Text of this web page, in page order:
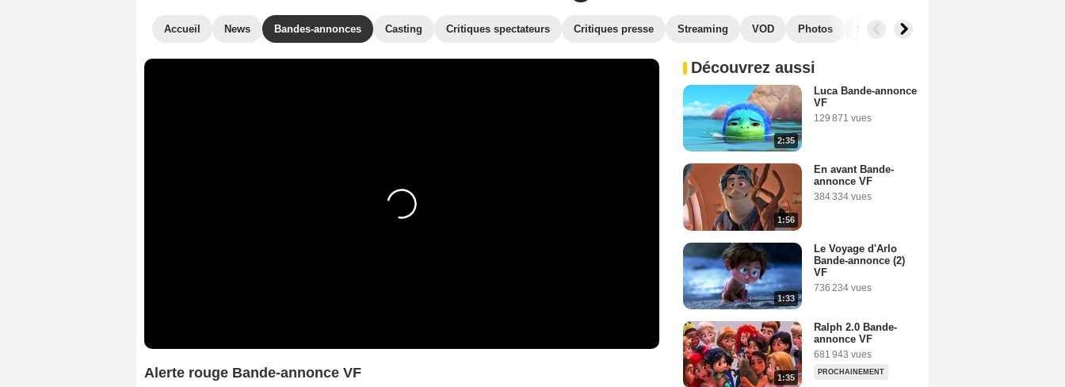
Accueil News Bandes-annonces Casting Critiques spectateurs Critiques presse Streaming VOD Photos Secrets de tournage
Alerte rouge Bande-annonce VF
Découvrez aussi
2:35
Luca Bande-annonce
VF
129 871 vues
1:56
En avant Bande-
annonce VF
384 334 vues
1:33
Le Voyage d'Arlo
Bande-annonce (2)
VF
736 234 vues
1:35
Ralph 2.0 Bande-
annonce VF
681 943 vues
PROCHAINEMENT